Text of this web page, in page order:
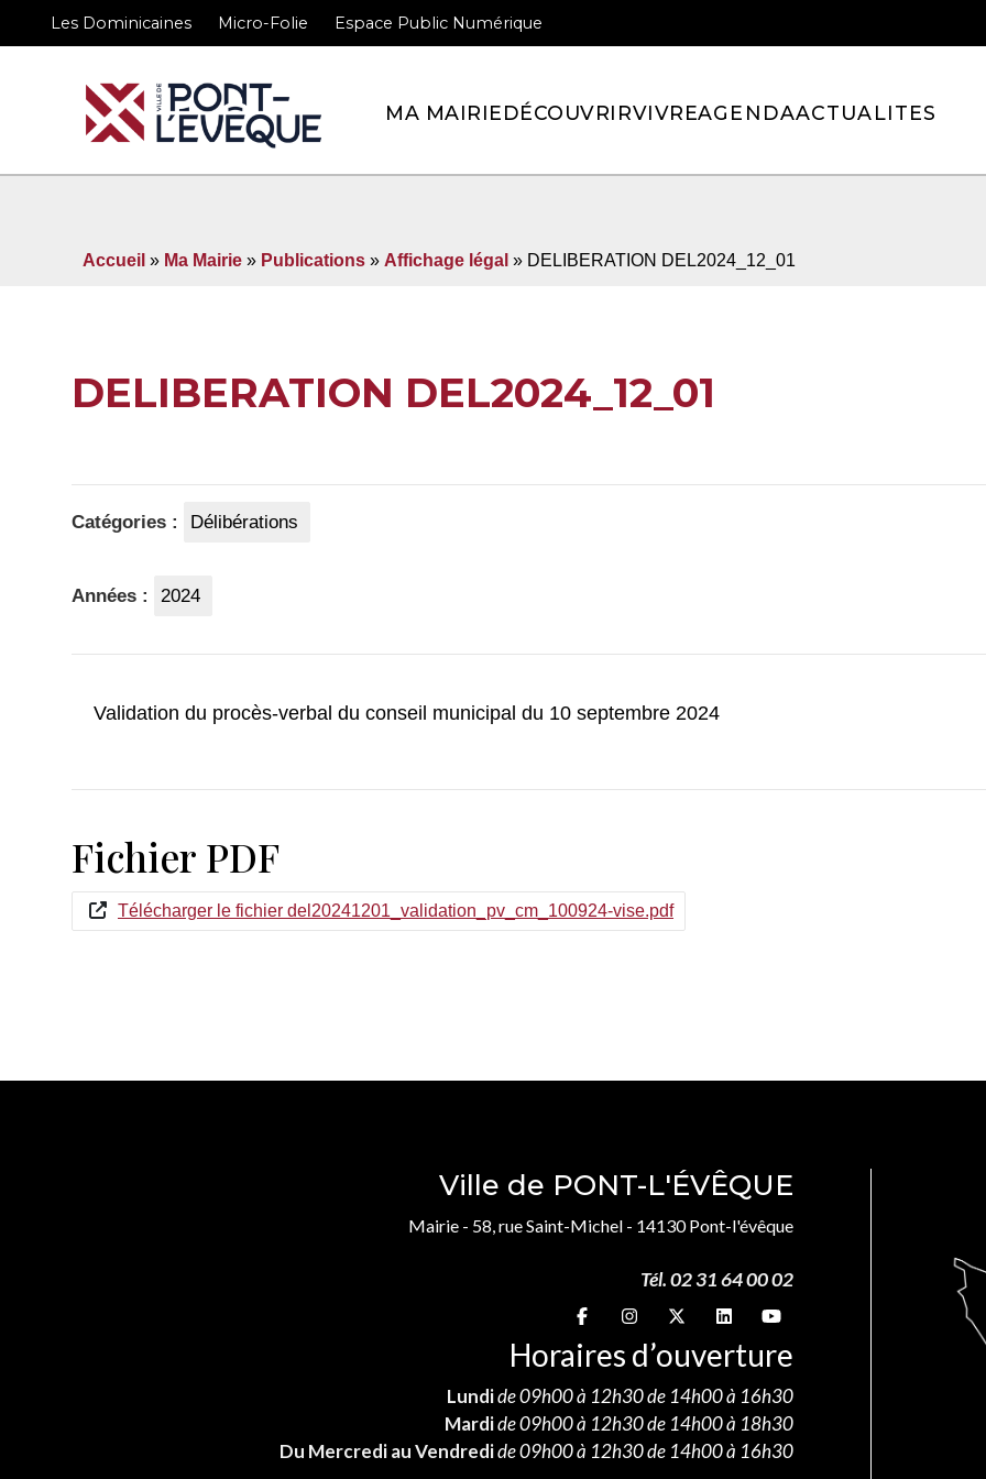
Les Dominicaines Micro-Folie Espace Public Numérique
MA MAIRIEDÉCOUVRIRVIVREAGENDAACTUALITES
Accueil » Ma Mairie » Publications » Affichage légal » DELIBERATION DEL2024_12_01
DELIBERATION DEL2024_12_01
Catégories : Délibérations
Années : 2024
Validation du procès-verbal du conseil municipal du 10 septembre 2024
Fichier PDF
Télécharger le fichier del20241201_validation_pv_cm_100924-vise.pdf
Ville de PONT-L'ÉVÊQUE
Mairie - 58, rue Saint-Michel - 14130 Pont-l'évêque
Tél. 02 31 64 00 02
Suivez-nous sur
Suivez-nous sur
Suivez-nous sur
Suivez-nous sur
Suivez-nous sur
Horaires d’ouverture
Lundide 09h00 à 12h30 de 14h00 à 16h30
Mardide 09h00 à 12h30 de 14h00 à 18h30
Du Mercredi au Vendredide 09h00 à 12h30 de 14h00 à 16h30